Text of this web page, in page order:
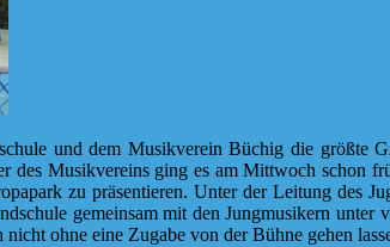
und dem Musikverein Büchig die größte
Musikvereins ging es am Mittwoch schon
zu präsentieren. Unter der Leitung des
gemeinsam mit den Jungmusikern
ohne eine Zugabe von der Bühne gehen